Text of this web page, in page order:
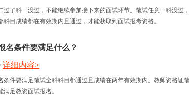
过了科一没过，不能继续参加接下来的面试环节。笔试任意一科没过
目成绩都在有效期内且通过，才能获取到面试报考资格。
名条件要满足什么？
条件要满足笔试全科科目都通过且成绩在两年有效期内。教师资格证
足教资面试报名。
详细内容>